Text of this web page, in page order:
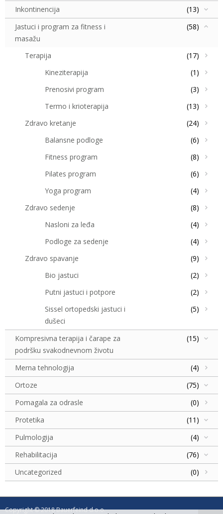
Inkontinencija
(13)
Jastuci i program za fitness i
masažu
(58)
Terapija
(17)
Kineziterapija
(1)
Prenosivi program
(3)
Termo i krioterapija
(13)
Zdravo kretanje
(24)
Balansne podloge
(6)
Fitness program
(8)
Pilates program
(6)
Yoga program
(4)
Zdravo sedenje
(8)
Nasloni za leđa
(4)
Podloge za sedenje
(4)
Zdravo spavanje
(9)
Bio jastuci
(2)
Putni jastuci i potpore
(2)
Sissel ortopedski jastuci i
dušeci
(5)
Kompresivna terapija i čarape za
podršku svakodnevnom životu
(15)
Merna tehnologija
(4)
Ortoze
(75)
Pomagala za odrasle
(0)
Protetika
(11)
Pulmologija
(4)
Rehabilitacija
(76)
Uncategorized
(0)
Copyright © 2018 Bauerfeind d.o.o.